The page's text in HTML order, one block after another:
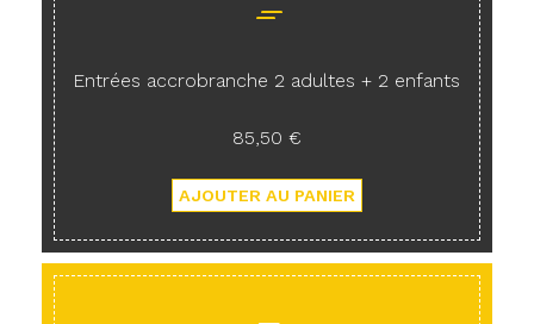
Entrées accrobranche 2 adultes + 2 enfants
85,50 €